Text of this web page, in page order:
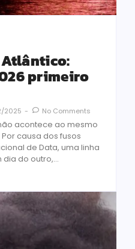
primeiro
2025 - No Comments
acontece ao mesmo
causa dos fusos
de Data, uma linha
do outro,...